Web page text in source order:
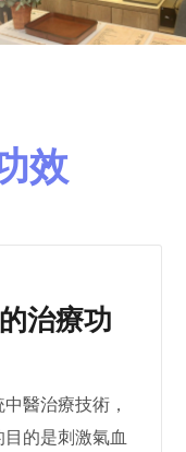
效
治療功
醫治療技術，
的是刺激氣血